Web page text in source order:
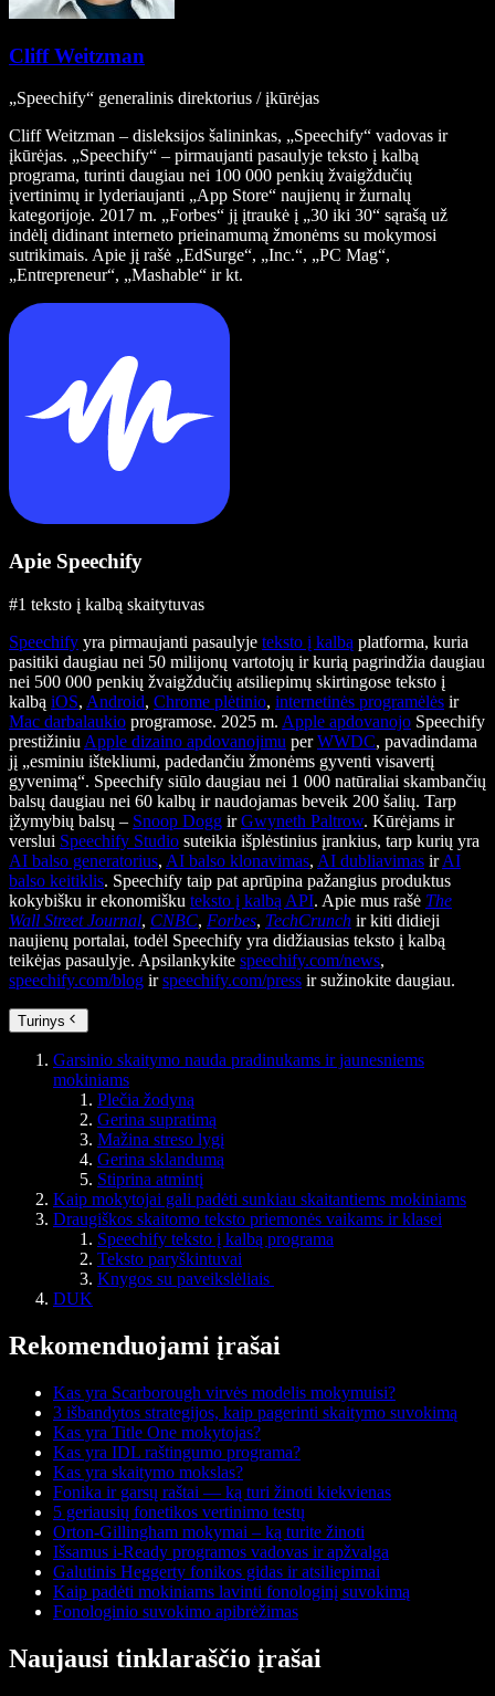
Cliff Weitzman
„Speechify“ generalinis direktorius / įkūrėjas
Cliff Weitzman – disleksijos šalininkas, „Speechify“ vadovas ir
įkūrėjas. „Speechify“ – pirmaujanti pasaulyje teksto į kalbą
programa, turinti daugiau nei 100 000 penkių žvaigždučių
įvertinimų ir lyderiaujanti „App Store“ naujienų ir žurnalų
kategorijoje. 2017 m. „Forbes“ jį įtraukė į „30 iki 30“ sąrašą už
indėlį didinant interneto prieinamumą žmonėms su mokymosi
sutrikimais. Apie jį rašė „EdSurge“, „Inc.“, „PC Mag“,
„Entrepreneur“, „Mashable“ ir kt.
Apie Speechify
#1 teksto į kalbą skaitytuvas
Speechify yra pirmaujanti pasaulyje teksto į kalbą platforma, kuria
pasitiki daugiau nei 50 milijonų vartotojų ir kurią pagrindžia daugiau
nei 500 000 penkių žvaigždučių atsiliepimų skirtingose teksto į
kalbą iOS, Android, Chrome plėtinio, internetinės programėlės ir
Mac darbalaukio programose. 2025 m. Apple apdovanojo Speechify
prestižiniu Apple dizaino apdovanojimu perWWDC, pavadindama
jį „esminiu ištekliumi, padedančiu žmonėms gyventi visavertį
gyvenimą“. Speechify siūlo daugiau nei 1 000 natūraliai skambančių
balsų daugiau nei 60 kalbų ir naudojamas beveik 200 šalių. Tarp
įžymybių balsų – Snoop Dogg irGwyneth Paltrow. Kūrėjams ir
verslui Speechify Studio suteikia išplėstinius įrankius, tarp kurių yra
AI balso generatorius, AI balso klonavimas, AI dubliavimas irAI
balso keitiklis. Speechify taip pat aprūpina pažangius produktus
kokybišku ir ekonomišku teksto į kalbą API. Apie mus rašė The
Wall Street Journal, CNBC, Forbes, TechCrunch ir kiti didieji
naujienų portalai, todėl Speechify yra didžiausias teksto į kalbą
teikėjas pasaulyje. Apsilankykite speechify.com/news,
speechify.com/blog irspeechify.com/press ir sužinokite daugiau.
Turinys
Garsinio skaitymo nauda pradinukams ir jaunesniems
mokiniams
Plečia žodyną
Gerina supratimą
Mažina streso lygį
Gerina sklandumą
Stiprina atmintį
Kaip mokytojai gali padėti sunkiau skaitantiems mokiniams
Draugiškos skaitomo teksto priemonės vaikams ir klasei
Speechify teksto į kalbą programa
Teksto paryškintuvai
Knygos su paveikslėliais
DUK
Rekomenduojami įrašai
Kas yra Scarborough virvės modelis mokymuisi?
3 išbandytos strategijos, kaip pagerinti skaitymo suvokimą
Kas yra Title One mokytojas?
Kas yra IDL raštingumo programa?
Kas yra skaitymo mokslas?
Fonika ir garsų raštai — ką turi žinoti kiekvienas
5 geriausių fonetikos vertinimo testų
Orton-Gillingham mokymai – ką turite žinoti
Išsamus i-Ready programos vadovas ir apžvalga
Galutinis Heggerty fonikos gidas ir atsiliepimai
Kaip padėti mokiniams lavinti fonologinį suvokimą
Fonologinio suvokimo apibrėžimas
Naujausi tinklaraščio įrašai